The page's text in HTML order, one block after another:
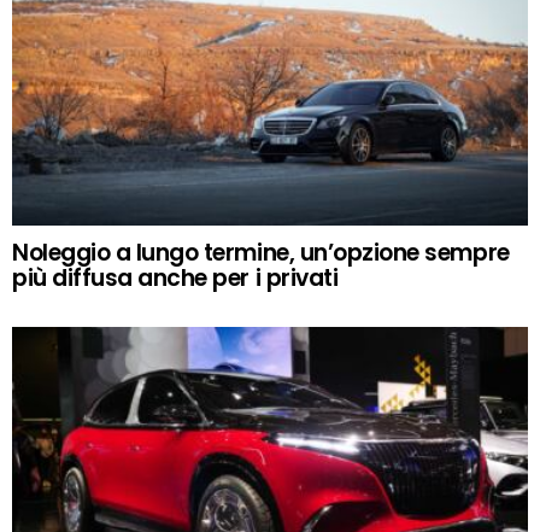
Noleggio a lungo termine, un’opzione sempre
più diffusa anche per i privati